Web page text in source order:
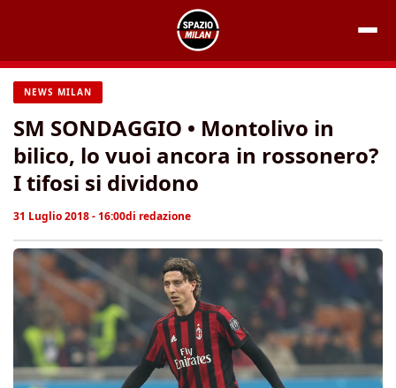
contenuto
NEWS MILAN
SM SONDAGGIO • Montolivo in
bilico, lo vuoi ancora in rossonero?
I tifosi si dividono
31 Luglio 2018 - 16:00di redazione